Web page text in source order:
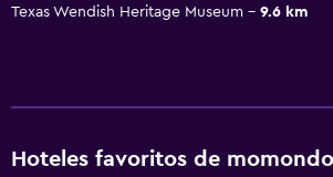
Texas Wendish Heritage Museum
9.6 km
Hoteles favoritos de